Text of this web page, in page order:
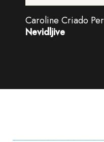
Caroline Criado
Nevidljive